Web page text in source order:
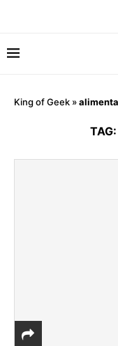
King of Geek »
TAG: